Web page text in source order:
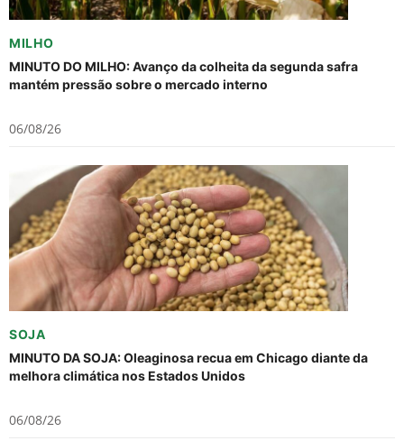
MILHO
MINUTO DO MILHO: Avanço da colheita da segunda safra
mantém pressão sobre o mercado interno
06/08/26
SOJA
MINUTO DA SOJA: Oleaginosa recua em Chicago diante da
melhora climática nos Estados Unidos
06/08/26